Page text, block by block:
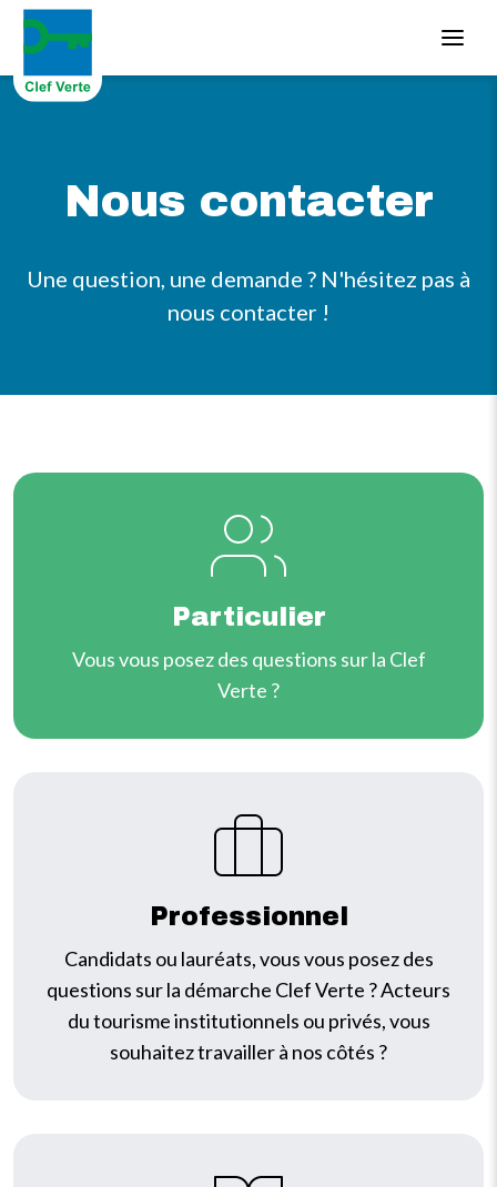
Nous contacter
Une question, une demande ? N'hésitez pas à
nous contacter !
IMAGE
Particulier
Vous vous posez des questions sur la Clef
Verte ?
IMAGE
Professionnel
Candidats ou lauréats, vous vous posez des
questions sur la démarche Clef Verte ? Acteurs
du tourisme institutionnels ou privés, vous
souhaitez travailler à nos côtés ?
IMAGE